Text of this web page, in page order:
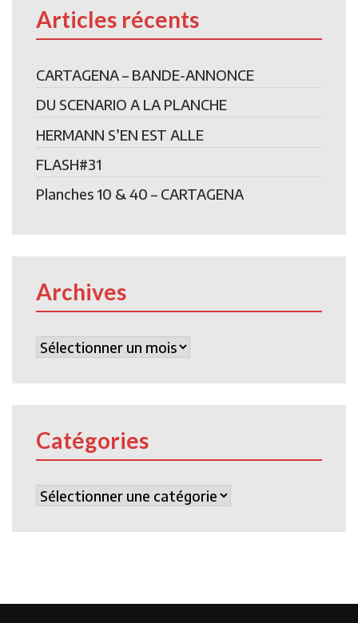
Articles récents
CARTAGENA – BANDE-ANNONCE
DU SCENARIO A LA PLANCHE
HERMANN S’EN EST ALLE
FLASH#31
Planches 10 & 40 – CARTAGENA
Archives
Archives
Catégories
Catégories